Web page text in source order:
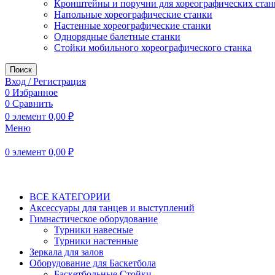
Кронштейны и поручни для хореографических
Напольные хореографические станки
Настенные хореографические станки
Однорядные балетные станки
Стойки мобильного хореографического станка
Поиск
Вход / Регистрация
0 Избранное
0 Сравнить
0 элемент 0,00 ₽
Меню
0 элемент 0,00 ₽
ВСЕ КАТЕГОРИИ
Аксессуары для танцев и выступлений
Гимнастическое оборудование
Турники навесные
Турники настенные
Зеркала для залов
Оборудование для Баскетбола